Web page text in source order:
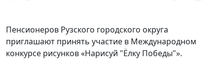
Пенсионеров Рузского городского округа
приглашают принять участие в Международном
конкурсе рисунков «Нарисуй "Ёлку Победы"».